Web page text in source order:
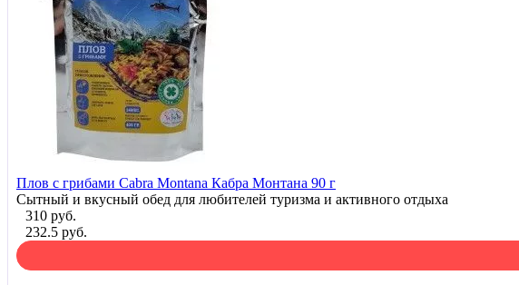
Плов с грибами Cabra Montana Кабра Монтана 90 г
Сытный и вкусный обед для любителей туризма и активного отдыха
310 руб.
232.5 руб.